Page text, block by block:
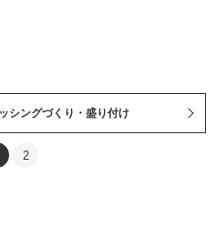
シングづくり・盛り付け
2